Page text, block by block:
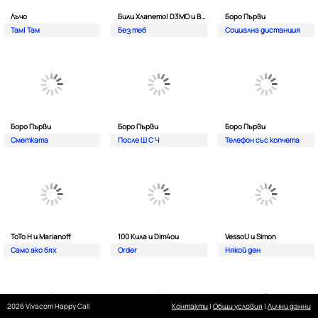
Лъчо
Там| Там
Били Хлапето| D3MO и BREVIS
Без теб
Боро Първи
Социална дистанция
Боро Първи
Сметката
Боро Първи
После Ш С Ч
Боро Първи
Телефон със копчета
ТоТо Н и Marianoff
Само ако бях
100 Кила и Dim4ou
Order
VessoU и Simon
Някой ден
2026 Vivacom Happy Call Контакти| Общи условия | Лични данни